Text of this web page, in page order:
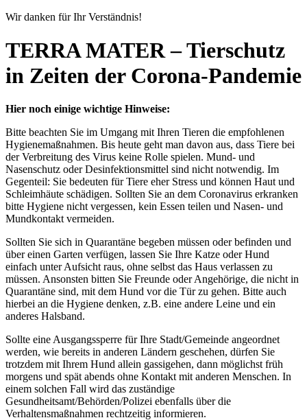
Wir danken für Ihr Verständnis!
TERRA MATER – Tierschutz
in Zeiten der Corona-Pandemie
Hier noch einige wichtige Hinweise:
Bitte beachten Sie im Umgang mit Ihren Tieren die empfohlenen
Hygienemaßnahmen. Bis heute geht man davon aus, dass Tiere bei
der Verbreitung des Virus keine Rolle spielen. Mund- und
Nasenschutz oder Desinfektionsmittel sind nicht notwendig. Im
Gegenteil: Sie bedeuten für Tiere eher Stress und können Haut und
Schleimhäute schädigen. Sollten Sie an dem Coronavirus erkranken
bitte Hygiene nicht vergessen, kein Essen teilen und Nasen- und
Mundkontakt vermeiden.
Sollten Sie sich in Quarantäne begeben müssen oder befinden und
über einen Garten verfügen, lassen Sie Ihre Katze oder Hund
einfach unter Aufsicht raus, ohne selbst das Haus verlassen zu
müssen. Ansonsten bitten Sie Freunde oder Angehörige, die nicht in
Quarantäne sind, mit dem Hund vor die Tür zu gehen. Bitte auch
hierbei an die Hygiene denken, z.B. eine andere Leine und ein
anderes Halsband.
Sollte eine Ausgangssperre für Ihre Stadt/Gemeinde angeordnet
werden, wie bereits in anderen Ländern geschehen, dürfen Sie
trotzdem mit Ihrem Hund allein gassigehen, dann möglichst früh
morgens und spät abends ohne Kontakt mit anderen Menschen. In
einem solchen Fall wird das zuständige
Gesundheitsamt/Behörden/Polizei ebenfalls über die
Verhaltensmaßnahmen rechtzeitig informieren.